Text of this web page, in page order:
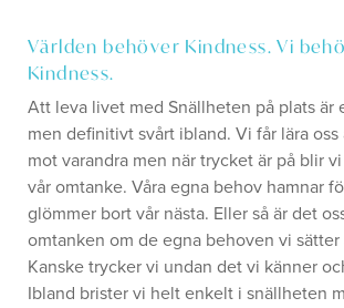
Världen behöver Kindness. Vi
Kindness.
Att leva livet med Snällheten på plats är
men definitivt svårt ibland. Vi får lära oss
mot varandra men när trycket är på blir
vår omtanke. Våra egna behov hamnar
glömmer bort vår nästa. Eller så är det
omtanken om de egna behoven vi sätter
Kanske trycker vi undan det vi känner
Ibland brister vi helt enkelt i snällheten